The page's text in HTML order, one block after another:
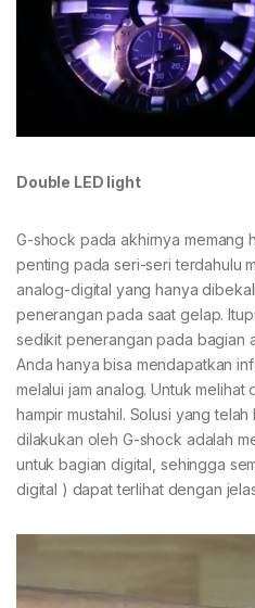
Double LED light
G-shock pada akhirnya memang
penting pada seri-seri terdahulu
analog-digital yang hanya
penerangan pada saat gelap.
sedikit penerangan pada bagian
Anda hanya bisa mendapatkan
melalui jam analog. Untuk
hampir mustahil. Solusi yang telah
dilakukan oleh G-shock adalah
untuk bagian digital, sehingga
digital ) dapat terlihat dengan